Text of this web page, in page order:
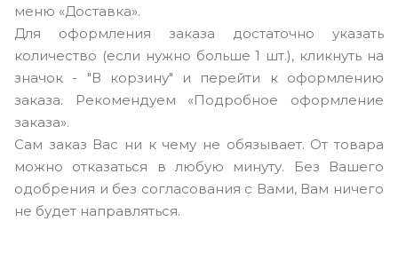
меню «Доставка».
Для оформления заказа достаточно указать
количество (если нужно больше 1 шт.), кликнуть на
значок - "В корзину" и перейти к оформлению
заказа. Рекомендуем «Подробное оформление
заказа».
Сам заказ Вас ни к чему не обязывает. От товара
можно отказаться в любую минуту. Без Вашего
одобрения и без согласования с Вами, Вам ничего
не будет направляться.